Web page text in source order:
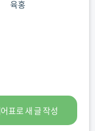
육홍
표로 새 글 작성